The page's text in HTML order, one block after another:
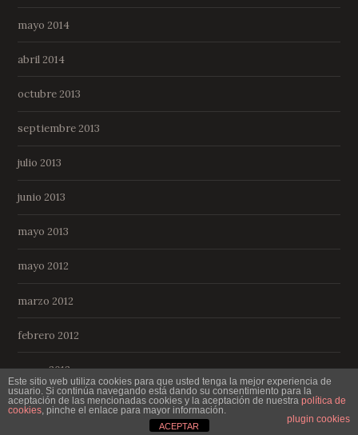
mayo 2014
abril 2014
octubre 2013
septiembre 2013
julio 2013
junio 2013
mayo 2013
mayo 2012
marzo 2012
febrero 2012
enero 2012
Este sitio web utiliza cookies para que usted tenga la mejor experiencia de
usuario. Si continúa navegando está dando su consentimiento para la
aceptación de las mencionadas cookies y la aceptación de nuestra política de
cookies, pinche el enlace para mayor información.
plugin cookies
ACEPTAR